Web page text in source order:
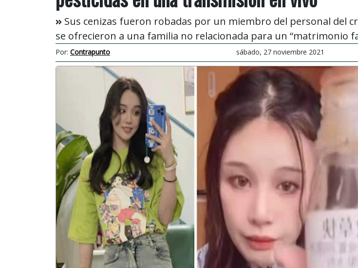
Sus cenizas fueron robadas por un miembro del personal del
se ofrecieron a una familia no relacionada para un “matrimonio
Por: Contrapunto sábado, 27 noviembre 2021